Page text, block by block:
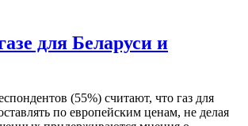
для Беларуси и
(55%) считают, что газ для
по европейским ценам, не делая